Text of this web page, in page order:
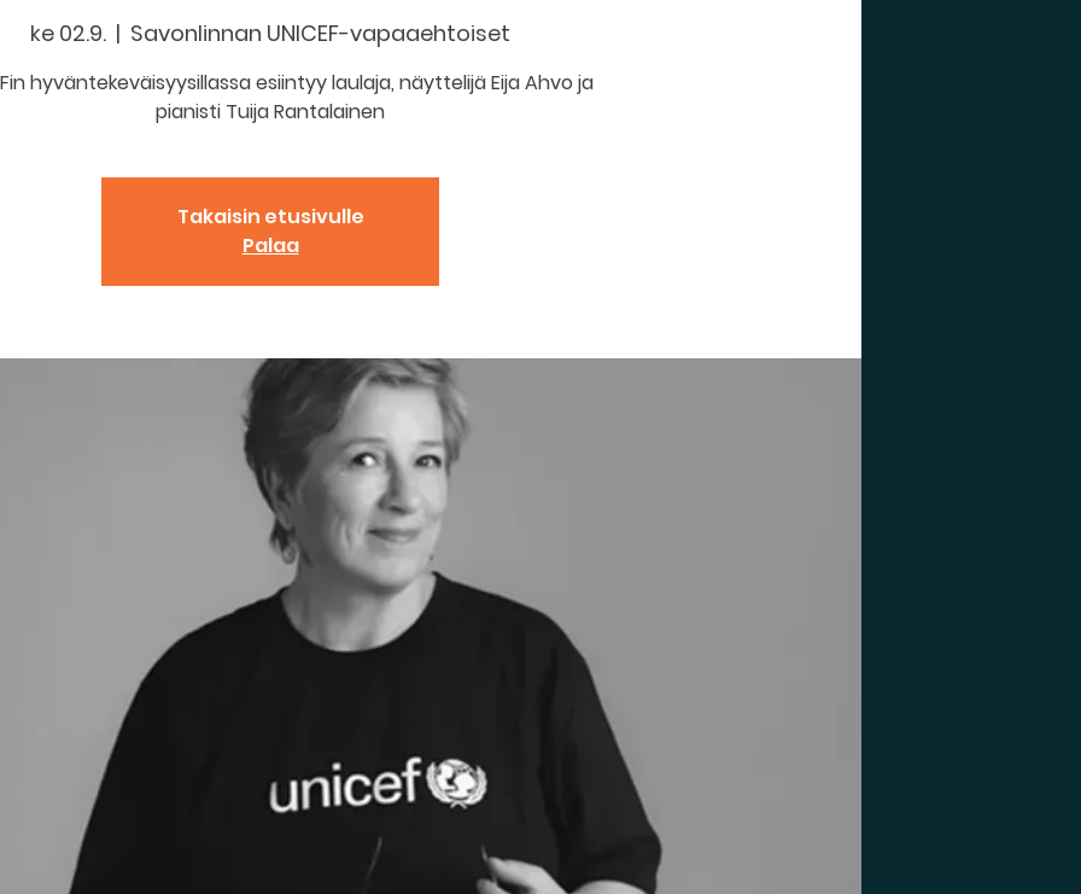
ke 02.9.
  |
Savonlinnan UNICEF-vapaaehtoiset
hyväntekeväisyysillassa esiintyy laulaja, näyttelijä Eija Ahvo ja
pianisti Tuija Rantalainen
Takaisin etusivulle
Palaa